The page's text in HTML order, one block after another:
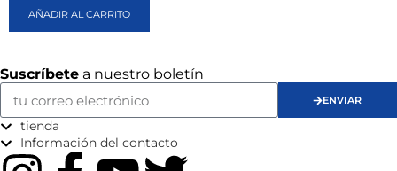
AÑADIR AL CARRITO
Suscríbete a nuestro boletín
ENVIAR
tienda
Información del contacto